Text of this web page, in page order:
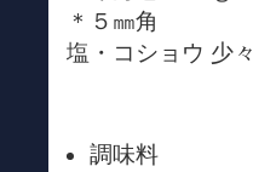
＊５㎜角
塩・コショウ 少々
調味料